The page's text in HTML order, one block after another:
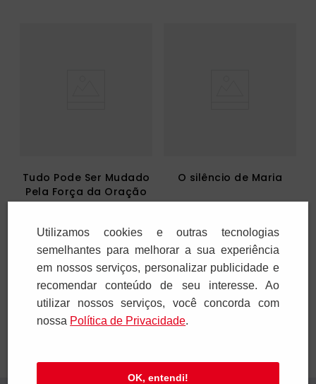
Tudo Pode Ser Mudado
Pela Força da Oração
1xR$21 90
Adicionar
O silêncio de Maria
1x R$48,00
Adicionar
Utilizamos cookies e outras tecnologias
semelhantes para melhorar a sua experiência
em nossos serviços, personalizar publicidade e
recomendar conteúdo de seu interesse. Ao
utilizar nossos serviços, você concorda com
nossa Polí­tica de Privacidade.
OK, entendi!